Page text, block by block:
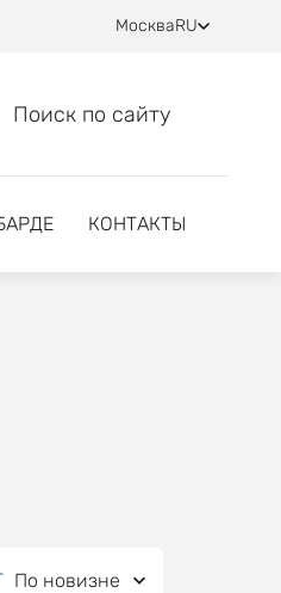
МоскваRU
Поиск по сайту
КОНТАКТЫ
По новизне